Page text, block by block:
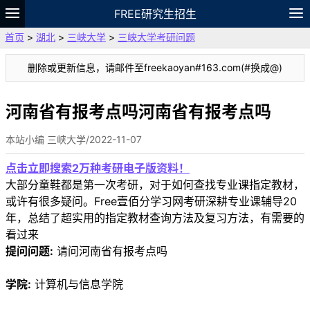
FREE研究生招生
题库
故事 专题 APP 笔记
VIP
资料
首页 > 湖北 > 三峡大学 > 三峡大学考研问题
删除或更新信息，请邮件至freekaoyan#163.com(#换成@)
河南省有报考点吗河南省有报考点吗
本站小编 三峡大学/2022-11-07
点击立即搜索2万种考研电子版资料！
大部分童鞋都是第一次考研，对于如何查找专业课指定教材，
或许有很多疑问。Free壹佰分学习网考研深耕专业课辅导20
年，总结了超实用的指定教材查询方法及复习方法，有需要的
看过来
提问问题: 请问河南省有报考点吗
学院: 计算机与信息学院